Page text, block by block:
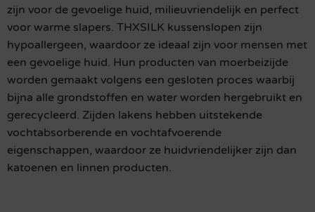
zijn voor de gevoelige huid, milieuvriendelijk en perfect
voor warme slapers. THXSILK kussenslopen zijn
hypoallergeen, waardoor ze ideaal zijn voor mensen met
een gevoelige huid. Hun producten van moerbeizijde
worden gemaakt volgens een gesloten proces waarbij
bijna alle grondstoffen en water worden hergebruikt en
gerecycleerd. Zijden lakens hebben uitstekende
vochtabsorberende en vochtafvoerende
eigenschappen, waardoor ze huidvriendelijker zijn dan
katoenen en linnen producten.